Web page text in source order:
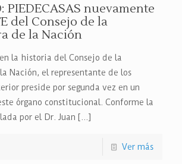
PIEDECASAS nuevamente
del Consejo de la
de la Nación
la historia del Consejo de la
Nación, el representante de los
preside por segunda vez en un
órgano constitucional. Conforme la
por el Dr. Juan […]
Ver más